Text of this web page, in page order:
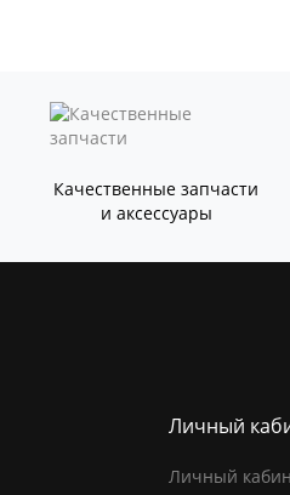
Качественные запчасти
и аксессуары
Личный
Личный